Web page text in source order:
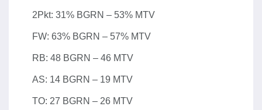
2Pkt: 31% BGRN – 53% MTV
FW: 63% BGRN – 57% MTV
RB: 48 BGRN – 46 MTV
AS: 14 BGRN – 19 MTV
TO: 27 BGRN – 26 MTV